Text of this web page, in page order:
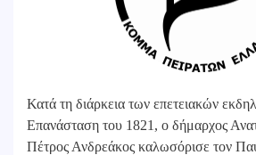
Κατά τη διάρκεια των επετειακών
Επανάσταση του 1821, ο δήμαρχος
Πέτρος Ανδρεάκος καλωσόρισε τον